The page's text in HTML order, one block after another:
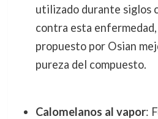
utilizado durante siglos
contra esta
propuesto por Osian
pureza del compuesto.
Calomelanos al vapor: